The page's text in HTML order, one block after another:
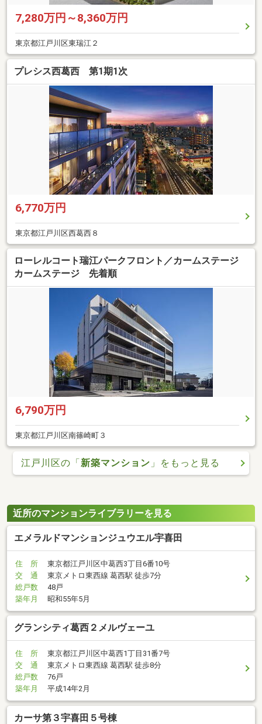
7,280万円～8,360万円
東京都江戸川区東瑞江２
プレシス西葛西 第1期1次
6,770万円
東京都江戸川区西葛西８
ローレルコート瑞江パークフロント／カームステージ
カームステージ 先着順
6,790万円
東京都江戸川区南篠崎町３
江戸川区の「新築マンション 」をもっと見る
近所のマンションライブラリーを見る
エメラルドマンションジュウエル宇喜田
住 所
東京都江戸川区中葛西3丁目6番10号
交 通
東京メトロ東西線 葛西駅 徒歩7分
総戸数
48戸
築年月
昭和55年5月
グランシティ葛西２メルヴェーユ
住 所
東京都江戸川区中葛西1丁目31番7号
交 通
東京メトロ東西線 葛西駅 徒歩8分
総戸数
76戸
築年月
平成14年2月
カーサ第３宇喜田５号棟